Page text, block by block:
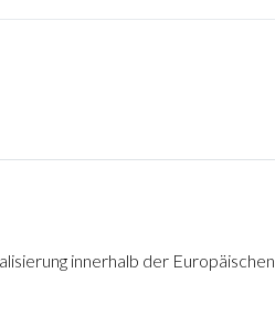
innerhalb der Europäischen